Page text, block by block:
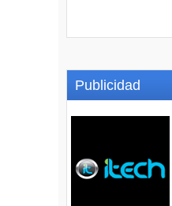
Publicidad